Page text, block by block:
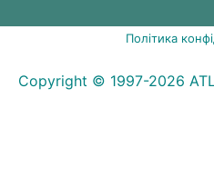
Політика
Copyright © 1997-2026